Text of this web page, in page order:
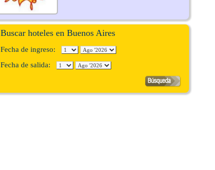
Buscar hoteles en Buenos Aires
Fecha de ingreso:
Fecha de salida: